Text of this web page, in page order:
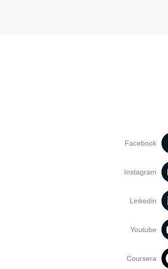
Facebook
Instagram
Linkedin
Youtube
Coursera